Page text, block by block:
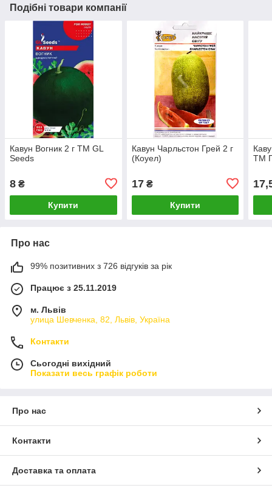
Подібні товари компанії
Кавун Вогник 2 г ТМ GL
Seeds
8 ₴
Купити
Кавун Чарльстон Грей 2 г
(Коуел)
17₴
Купити
ТМ
Про нас
99% позитивних з 726 відгуків за рік
Працює з 25.11.2019
м. Львів
улица Шевченка, 82, Львів, Україна
Контакти
Сьогодні вихідний
Показати весь графік роботи
Про нас
Контакти
Доставка та оплата